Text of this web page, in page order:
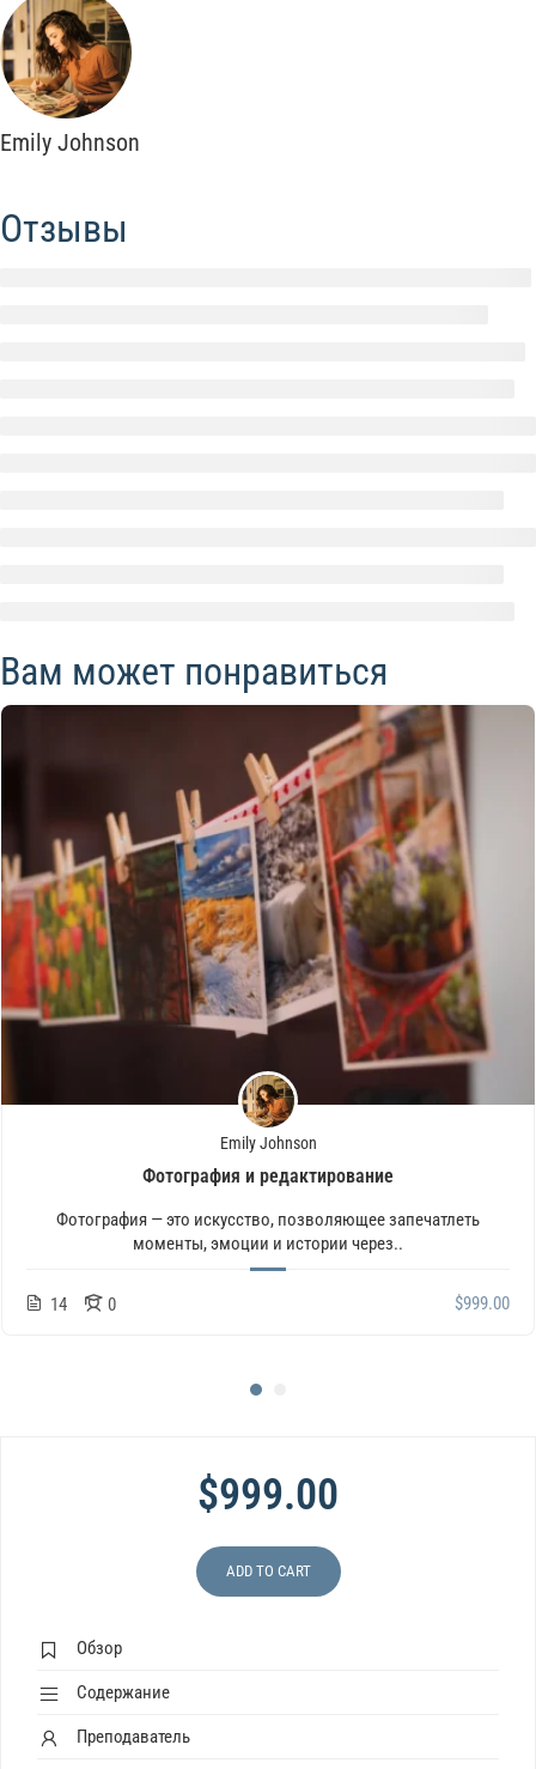
Emily Johnson
Отзывы
Вам может понравиться
Emily Johnson
Фотография и редактирование
Фотография — это искусство, позволяющее запечатлеть
моменты, эмоции и истории через..
14 0 $999.00
$999.00
ADD TO CART
Обзор
Содержание
Преподаватель